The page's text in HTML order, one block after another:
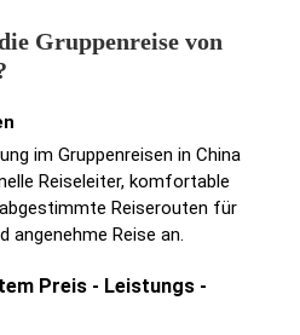
Gruppenreise von
im Gruppenreisen in China
Reiseleiter, komfortable
Reiserouten für
angenehme Reise an.
Preis - Leistungs -